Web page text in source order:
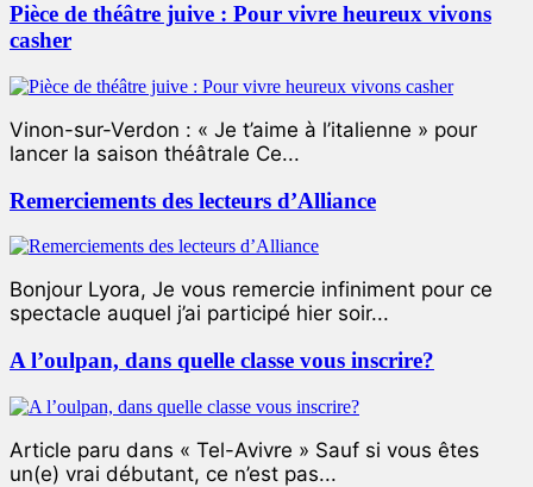
Pièce de théâtre juive : Pour vivre heureux vivons
casher
Vinon-sur-Verdon : « Je t’aime à l’italienne » pour
lancer la saison théâtrale Ce...
Remerciements des lecteurs d’Alliance
Bonjour Lyora, Je vous remercie infiniment pour ce
spectacle auquel j’ai participé hier soir...
A l’oulpan, dans quelle classe vous inscrire?
Article paru dans « Tel-Avivre » Sauf si vous êtes
un(e) vrai débutant, ce n’est pas...